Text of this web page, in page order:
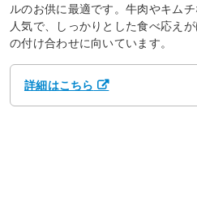
ルのお供に最適です。牛肉やキム
人気で、しっかりとした食べ応え
の付け合わせに向いています。
詳細はこちら